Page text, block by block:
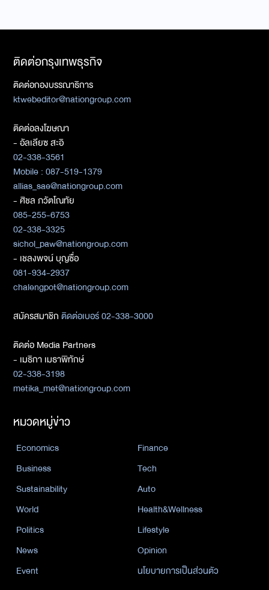
ติดต่อกรุงเทพธุรกิจ
ติดต่อกองบรรณาธิการ
ktwebeditor@nationgroup.com
ติดต่อลงโฆษณา
- อัลเลียซ สะอิ
02-338-3561
Mobile : 087-519-1379
allias_sae@nationgroup.com
- ศิชล ภวัตโณทัย
085-255-6753
02-338-3325
sichol_paw@nationgroup.com
- เชลงพจน์ บุญซื่อ
081-934-2937
chalengpot@nationgroup.com
สมัครสมาชิกติดต่อเบอร์ 02-338-3000
ติดต่อ Media Partners
- เมธิกา เมธาพิทักษ์
02-338-3198
metika_met@nationgroup.com
หมวดหมู่ข่าว
Economics
Finance
Business
Tech
Sustainability
Auto
World
Health&Wellness
Politics
Lifestyle
News
Opinion
Event
นโยบายการเป็นส่วนตัว